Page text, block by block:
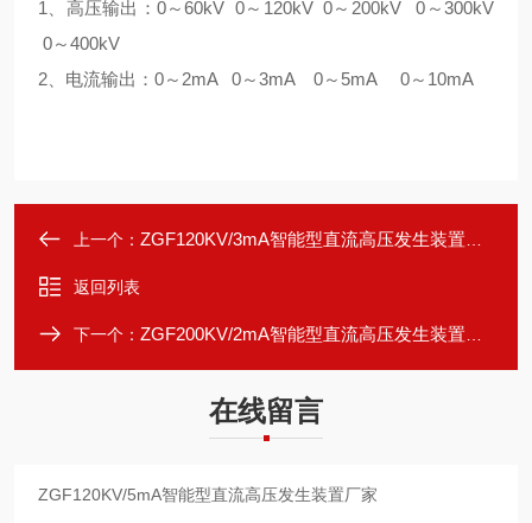
1
、高压输出： 0～60kV 0～ 120kV 0～ 200kV 0 ～300kV
0～400kV
2 、电流输出： 0～ 2mA 0～3mA 0～ 5mA 0～ 10mA
上一个： ZGF120KV/3mA智能型直流高压发生装置厂家
返回列表
下一个： ZGF200KV/2mA智能型直流高压发生装置厂家
在线留言